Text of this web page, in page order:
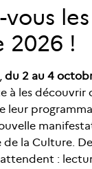
vous
2026 !
du 2 au 4
à les découvrir
leur
de la Culture.
: